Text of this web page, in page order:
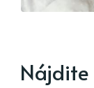
Nájdite